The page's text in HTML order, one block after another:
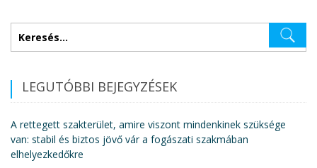
LEGUTÓBBI BEJEGYZÉSEK
A rettegett szakterület, amire viszont mindenkinek szüksége
van: stabil és biztos jövő vár a fogászati szakmában
elhelyezkedőkre